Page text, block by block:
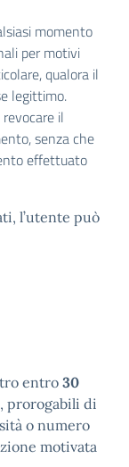
momento
per motivi
qualora il
legittimo.
revocare il
senza che
effettuato
l’utente può
entro 30
prorogabili di
o numero
motivata